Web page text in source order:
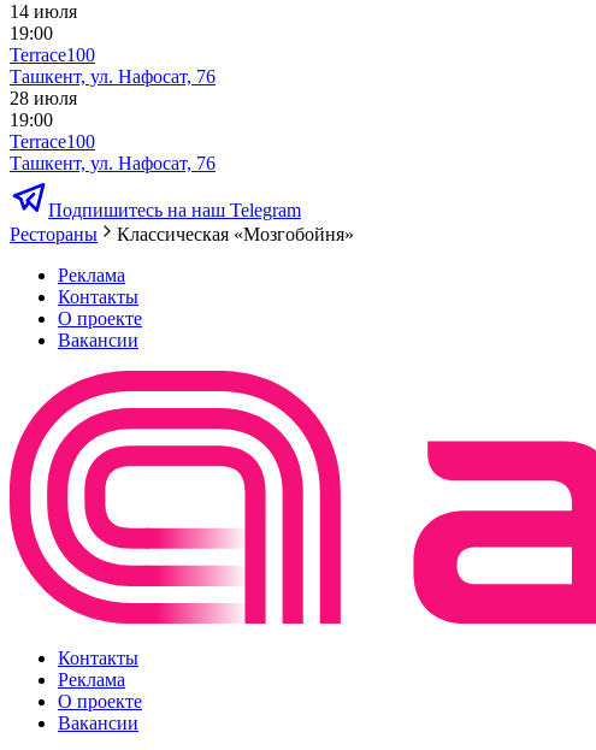
14 июля
19:00
Terrace100
Ташкент, ул. Нафосат, 76
28 июля
19:00
Terrace100
Ташкент, ул. Нафосат, 76
Подпишитесь на наш Telegram
Рестораны
Классическая «Мозгобойня»
Реклама
Контакты
О проекте
Вакансии
Контакты
Реклама
О проекте
Вакансии